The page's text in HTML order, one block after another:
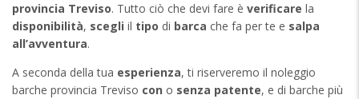
provincia Treviso. Tutto ciò che devi fare è verificare la
disponibilità, scegli il tipo di barca che fa per te e salpa
all’avventura.
A seconda della tua esperienza, ti riserveremo il noleggio
barche provincia Treviso con o senza patente, e di barche più